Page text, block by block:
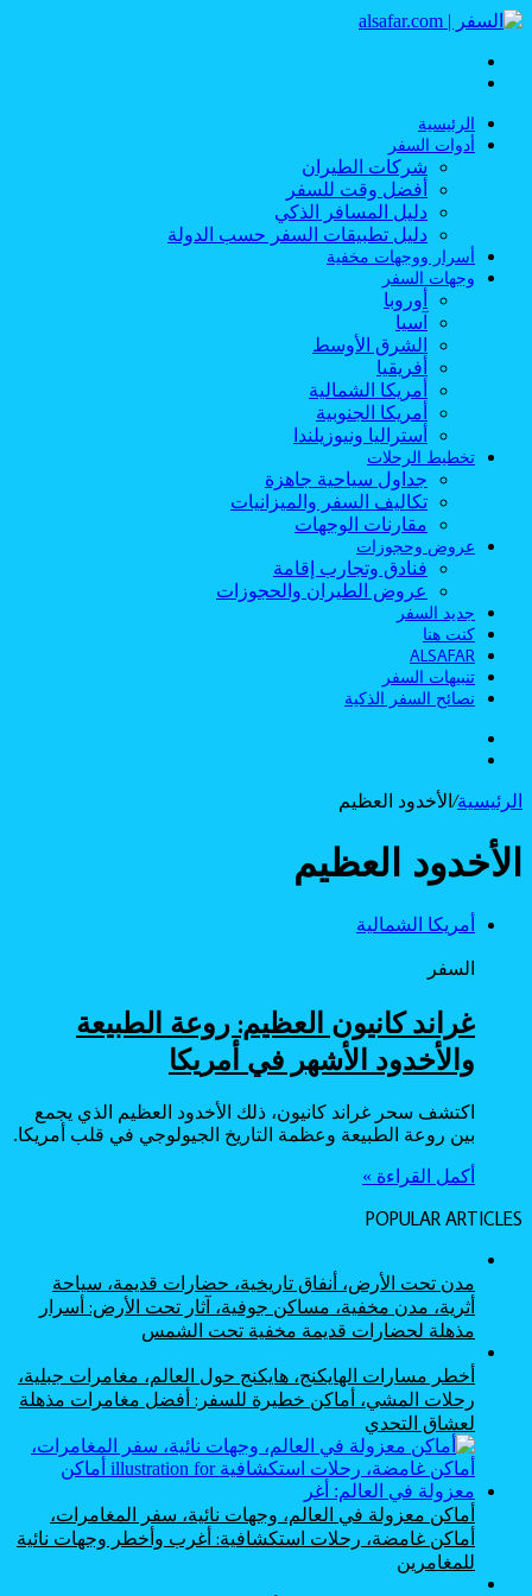
الرئيسية
أدوات السفر
شركات الطيران
أفضل وقت للسفر
دليل المسافر الذكي
دليل تطبيقات السفر حسب الدولة
أسرار ووجهات مخفية
وجهات السفر
أوروبا
آسيا
الشرق الأوسط
أفريقيا
أمريكا الشمالية
أمريكا الجنوبية
أستراليا ونيوزيلندا
تخطيط الرحلات
جداول سياحية جاهزة
تكاليف السفر والميزانيات
مقارنات الوجهات
عروض وحجوزات
فنادق وتجارب إقامة
عروض الطيران والحجوزات
جديد السفر
كنت هنا
ALSAFAR
تنبيهات السفر
نصائح السفر الذكية
الرئيسية/ الأخدود العظيم
الأخدود العظيم
أمريكا الشمالية
السفر
غراند كانيون العظيم: روعة الطبيعة
والأخدود الأشهر في أمريكا
اكتشف سحر غراند كانيون، ذلك الأخدود العظيم الذي يجمع
بين روعة الطبيعة وعظمة التاريخ الجيولوجي في قلب أمريكا.
أكمل القراءة »
POPULAR ARTICLES
مدن تحت الأرض، أنفاق تاريخية، حضارات قديمة، سياحة
أثرية، مدن مخفية، مساكن جوفية، آثار تحت الأرض: أسرار
مذهلة لحضارات قديمة مخفية تحت الشمس
أخطر مسارات الهايكنج، هايكنج حول العالم، مغامرات جبلية،
رحلات المشي، أماكن خطيرة للسفر: أفضل مغامرات مذهلة
لعشاق التحدي
أماكن معزولة في العالم، وجهات نائية، سفر المغامرات،
أماكن غامضة، رحلات استكشافية: أغرب وأخطر وجهات نائية
للمغامرين